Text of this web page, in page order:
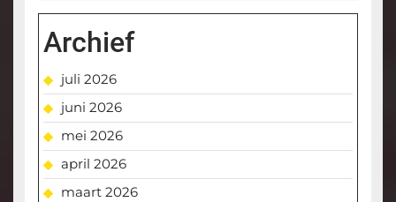
Archief
juli 2026
juni 2026
mei 2026
april 2026
maart 2026